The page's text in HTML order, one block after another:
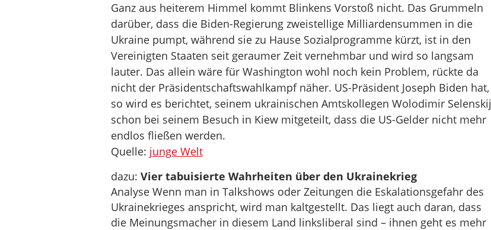
Ganz aus heiterem Himmel kommt Blinkens Vorstoß nicht. Das Grummeln
darüber, dass die Biden-Regierung zweistellige Milliardensummen in die
Ukraine pumpt, während sie zu Hause Sozialprogramme kürzt, ist in den
Vereinigten Staaten seit geraumer Zeit vernehmbar und wird so langsam
lauter. Das allein wäre für Washington wohl noch kein Problem, rückte da
nicht der Präsidentschaftswahlkampf näher. US-Präsident Joseph Biden hat,
so wird es berichtet, seinem ukrainischen Amtskollegen Wolodimir Selenskij
schon bei seinem Besuch in Kiew mitgeteilt, dass die US-Gelder nicht mehr
endlos fließen werden.
Quelle: junge Welt
dazu: Vier tabuisierte Wahrheiten über den Ukrainekrieg
Analyse Wenn man in Talkshows oder Zeitungen die Eskalationsgefahr des
Ukrainekrieges anspricht, wird man kaltgestellt. Das liegt auch daran, dass
die Meinungsmacher in diesem Land linksliberal sind – ihnen geht es mehr